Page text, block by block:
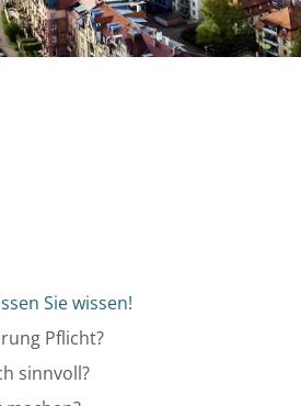
Sie wissen!
Pflicht?
sinnvoll?